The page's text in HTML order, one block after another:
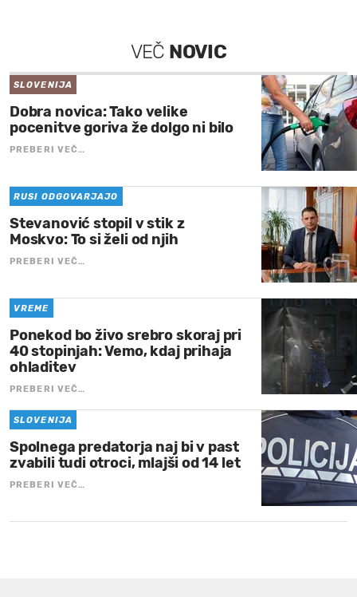
VEČ NOVIC
SLOVENIJA
Dobra novica: Tako velike
pocenitve goriva že dolgo ni bilo
PREBERI VEČ…
RUSI ODGOVARJAJO
Stevanović stopil v stik z
Moskvo: To si želi od njih
PREBERI VEČ…
VREME
Ponekod bo živo srebro skoraj pri
40 stopinjah: Vemo, kdaj prihaja
ohladitev
PREBERI VEČ…
SLOVENIJA
Spolnega predatorja naj bi v past
zvabili tudi otroci, mlajši od 14 let
PREBERI VEČ…